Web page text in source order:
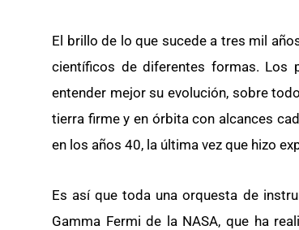
El brillo de lo que sucede a tres mil
científicos de diferentes formas. Los
entender mejor su evolución, sobre
tierra firme y en órbita con alcances
en los años 40, la última vez que hizo
Es así que toda una orquesta de
Gamma Fermi de la NASA, que ha